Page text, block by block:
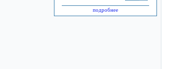
подробнее